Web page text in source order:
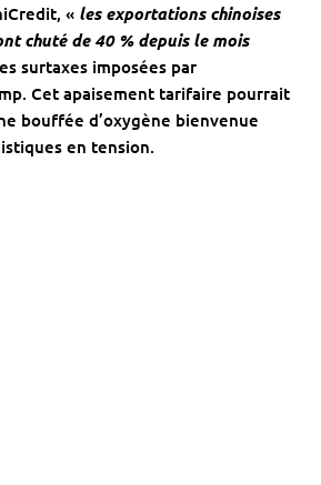
« les exportations chinoises
chuté de 40 % depuis le mois
surtaxes imposées par
Cet apaisement tarifaire pourrait
bouffée d’oxygène bienvenue
en tension.